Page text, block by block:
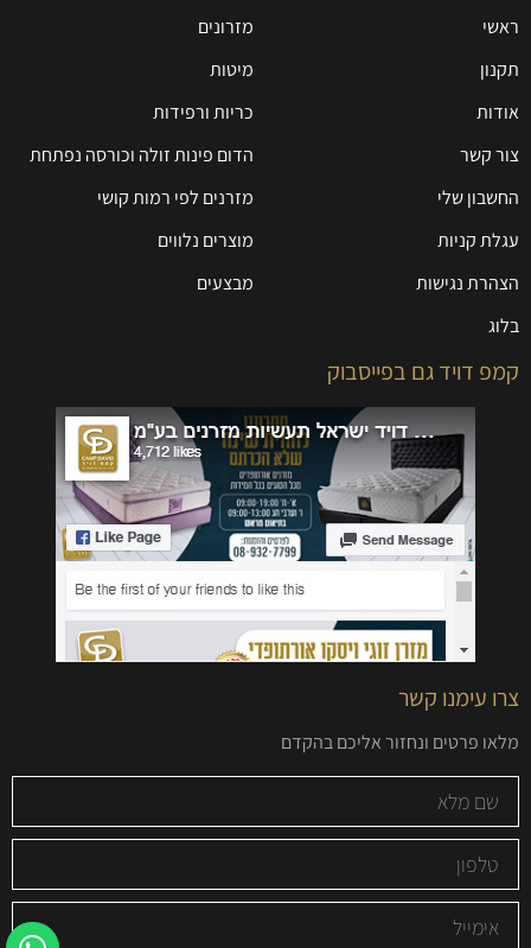
ראשי
תקנון
אודות
צור קשר
החשבון שלי
עגלת קניות
הצהרת נגישות
בלוג
מזרונים
מיטות
כריות ורפידות
הדום פינות זולה וכורסה נפתחת
מזרנים לפי רמות קושי
מוצרים נלווים
מבצעים
קמפ דויד גם בפייסבוק
צרו עימנו קשר
מלאו פרטים ונחזור אליכם בהקדם